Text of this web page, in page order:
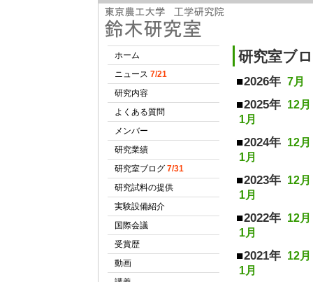
研究室ブ
2026年 7月
2025年 12月
1月
2024年 12月
1月
2023年 12月
1月
2022年 12月
1月
2021年 12月
1月